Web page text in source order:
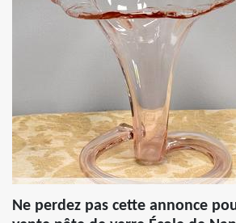
Ne perdez pas cette annonce